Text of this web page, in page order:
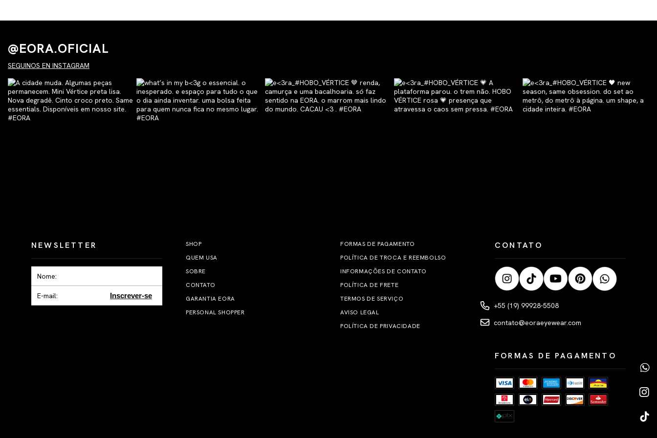
@EORA.OFICIAL
SEGUINOS EN INSTAGRAM
NEWSLETTER
Inscrever-se
SHOP
QUEM USA
SOBRE
CONTATO
GARANTIA EORA
PERSONAL SHOPPER
FORMAS DE PAGAMENTO
POLÍTICA DE TROCA E REEMBOLSO
INFORMAÇÕES DE CONTATO
POLÍTICA DE FRETE
TERMOS DE SERVIÇO
AVISO LEGAL
POLÍTICA DE PRIVACIDADE
CONTATO
+55 (19) 99928-5508
contato@eoraeyewear.com
FORMAS DE PAGAMENTO